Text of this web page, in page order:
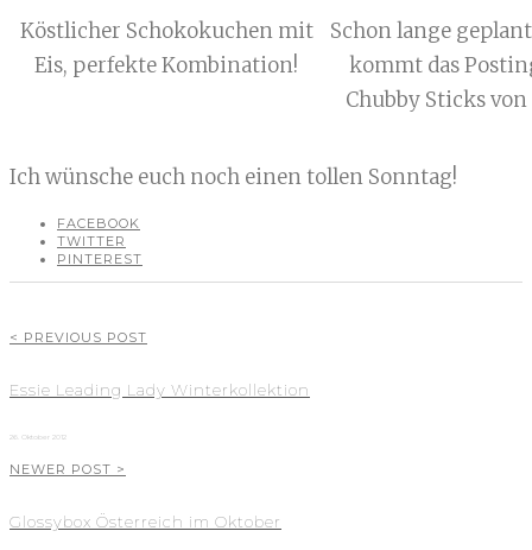
Köstlicher Schokokuchen mit
Eis, perfekte Kombination!
Schon lange
kommt das
Chubby Sticks
Ich wünsche euch noch einen tollen Sonntag!
FACEBOOK
TWITTER
PINTEREST
< PREVIOUS POST
Essie Leading Lady Winterkollektion
26. Oktober 2012
NEWER POST >
Glossybox Österreich im Oktober